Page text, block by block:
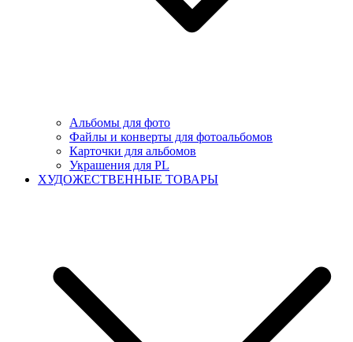
Альбомы для фото
Файлы и конверты для фотоальбомов
Карточки для альбомов
Украшения для PL
ХУДОЖЕСТВЕННЫЕ ТОВАРЫ